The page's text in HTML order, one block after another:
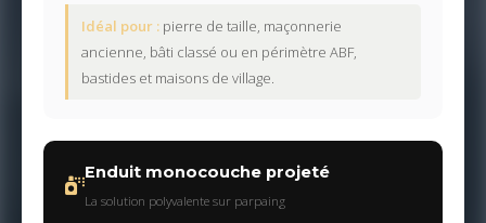
Idéal pour : pierre de taille, maçonnerie
ancienne, bâti classé ou en périmètre ABF,
bastides et maisons de village.
Enduit monocouche projeté
La solution polyvalente sur parpaing